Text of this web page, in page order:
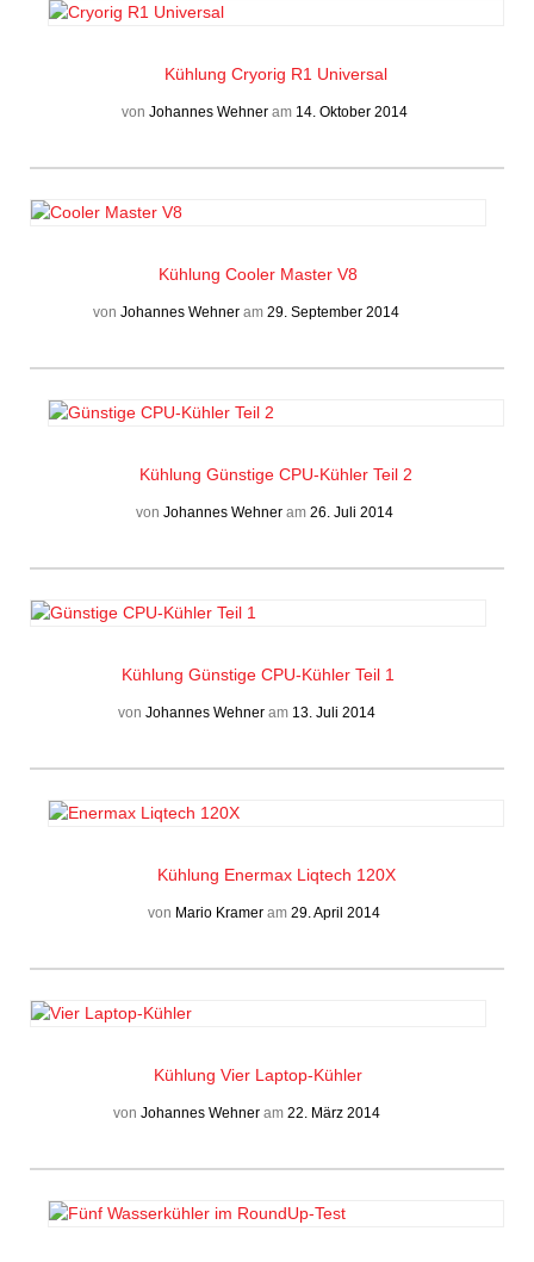
Kühlung Cryorig R1 Universal
von Johannes Wehneram 14. Oktober 2014
Kühlung Cooler Master V8
von Johannes Wehner am 29. September 2014
Kühlung Günstige CPU-Kühler Teil 2
von Johannes Wehneram 26. Juli 2014
Kühlung Günstige CPU-Kühler Teil 1
von Johannes Wehneram 13. Juli 2014
Kühlung Enermax Liqtech 120X
von Mario Kramer am 29. April 2014
Kühlung Vier Laptop-Kühler
von Johannes Wehneram 22. März 2014